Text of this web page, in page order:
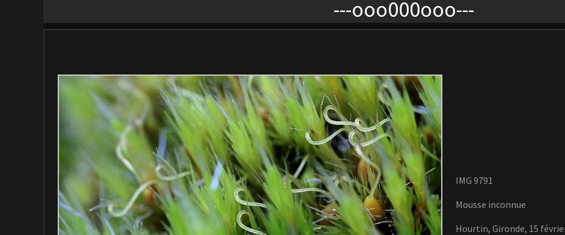
---ooo000ooo---
IMG 9791
Mousse inconnue
Hourtin, Gironde, 15